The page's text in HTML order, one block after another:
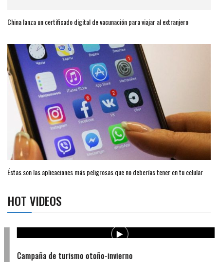
China lanza un certificado digital de vacunación para viajar al extranjero
Éstas son las aplicaciones más peligrosas que no deberías tener en tu celular
HOT VIDEOS
Campaña de turismo otoño-invierno